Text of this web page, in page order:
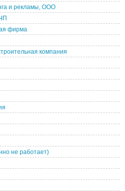
и рекламы, ООО
фирма
компания
не работает)